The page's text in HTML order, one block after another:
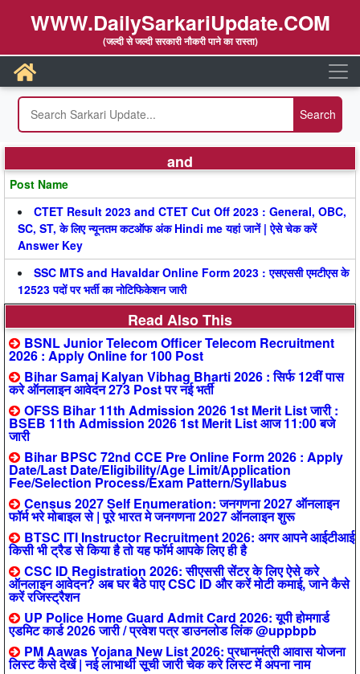
WWW.DailySarkariUpdate.COM
(जल्दी से जल्दी सरकारी नौकरी पाने का रास्ता)
and
Post Name
CTET Result 2023 and CTET Cut Off 2023 : General, OBC,
SC, ST, के लिए न्यूनतम कटऑफ अंक Hindi me यहां जानें | ऐसे चेक करें
Answer Key
SSC MTS and Havaldar Online Form 2023 : एसएससी एमटीएस के
12523 पदों पर भर्ती का नोटिफिकेशन जारी
Read Also This
BSNL Junior Telecom Officer Telecom Recruitment
2026 : Apply Online for 100 Post
Bihar Samaj Kalyan Vibhag Bharti 2026 : सिर्फ 12वीं पास
करे ऑनलाइन आवेदन 273 Post पर नई भर्ती
OFSS Bihar 11th Admission 2026 1st Merit List जारी :
BSEB 11th Admission 2026 1st Merit List आज 11:00 बजे
जारी
Bihar BPSC 72nd CCE Pre Online Form 2026 : Apply
Date/Last Date/Eligibility/Age Limit/Application
Fee/Selection Process/Exam Pattern/Syllabus
Census 2027 Self Enumeration: जनगणना 2027 ऑनलाइन
फॉर्म भरे मोबाइल से | पूरे भारत मे जनगणना 2027 ऑनलाइन शुरू
BTSC ITI Instructor Recruitment 2026: अगर आपने आईटीआई
किसी भी ट्रैड से किया है तो यह फॉर्म आपके लिए ही है
CSC ID Registration 2026: सीएससी सेंटर के लिए ऐसे करे
ऑनलाइन आवेदन? अब घर बैठे पाए CSC ID और करें मोटी कमाई, जाने कैसे
करें रजिस्ट्रैशन
UP Police Home Guard Admit Card 2026: यूपी होमगार्ड
एडमिट कार्ड 2026 जारी / प्रवेश पत्र डाउनलोड लिंक @uppbpb
PM Aawas Yojana New List 2026: प्रधानमंत्री आवास योजना
लिस्ट कैसे देखें | नई लाभार्थी सूची जारी चेक करे लिस्ट में अपना नाम